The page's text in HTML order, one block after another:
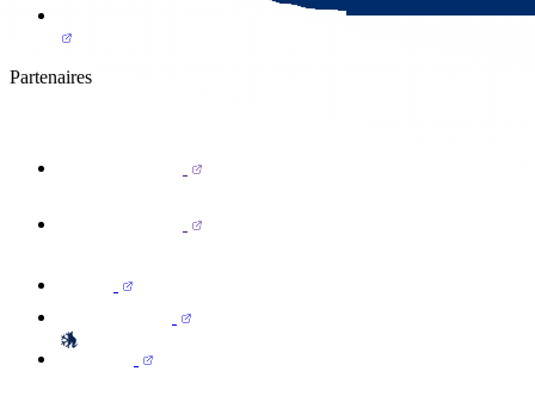
Partenaires